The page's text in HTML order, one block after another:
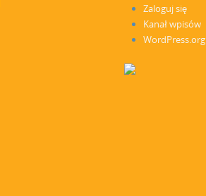
Zaloguj się
Kanał wpisów
WordPress.org